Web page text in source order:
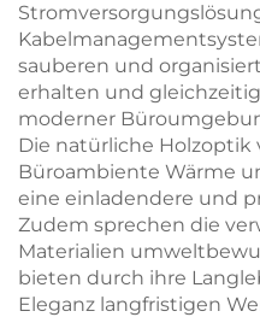
sauberen und
erhalten und
moderner
Die natürliche Holzoptik
Büroambiente Wärme
eine einladendere und
Zudem sprechen die
Materialien
bieten durch ihre
Eleganz langfristigen